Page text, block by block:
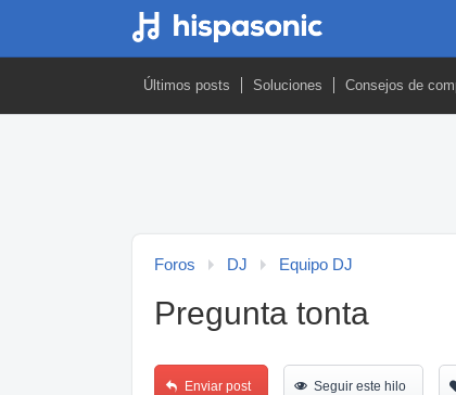
Últimos posts Soluciones Consejos de
Foros DJ Equipo DJ
Pregunta tonta
Enviar post Seguir este hilo